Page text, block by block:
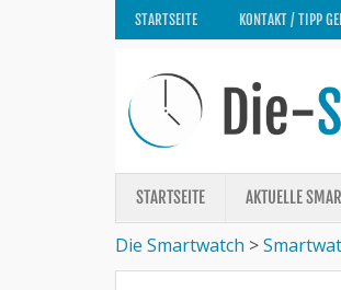
STARTSEITE KONTAKT / TIPP
STARTSEITE AKTUELLE
Die Smartwatch >